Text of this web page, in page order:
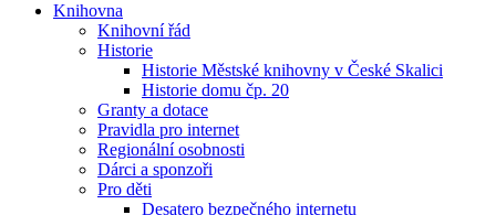
Knihovna
Knihovní řád
Historie
Historie Městské knihovny v České Skalici
Historie domu čp. 20
Granty a dotace
Pravidla pro internet
Regionální osobnosti
Dárci a sponzoři
Pro děti
Desatero bezpečného internetu